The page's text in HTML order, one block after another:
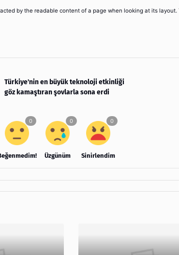
by the readable content of a page when looking at its layout.
Türkiye'nin en büyük teknoloji etkinliği
göz kamaştıran şovlarla sona erdi
Üzgünüm Sinirlendim